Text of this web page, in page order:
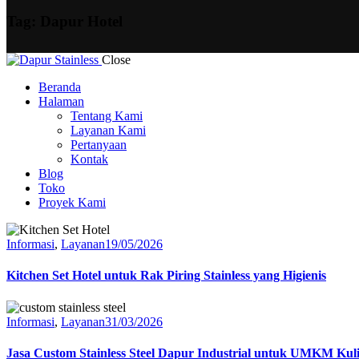
Close
Beranda
Halaman
Tentang Kami
Layanan Kami
Pertanyaan
Kontak
Blog
Toko
Proyek Kami
Informasi, Layanan19/05/2026
Kitchen Set Hotel untuk Rak Piring Stainless yang Higienis
Informasi, Layanan31/03/2026
Jasa Custom Stainless Steel Dapur Industrial untuk UMKM